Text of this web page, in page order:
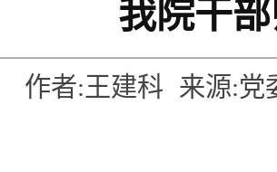
我院干
作者:王建科 来源:党